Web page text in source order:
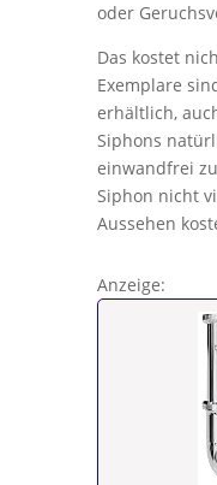
oder
Das kostet
Exemplare
erhältlich,
Siphons
einwandfrei
Siphon nicht
Aussehen
Anzeige: